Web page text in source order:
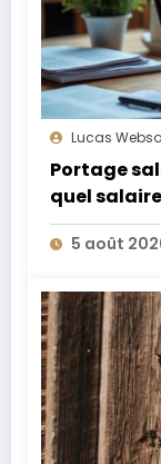
Lucas
Portage
quel
euros ?
5 août